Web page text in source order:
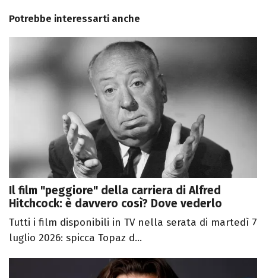
Potrebbe interessarti anche
Il film "peggiore" della carriera di Alfred
Hitchcock: è davvero così? Dove vederlo
Tutti i film disponibili in TV nella serata di martedì 7
luglio 2026: spicca Topaz d...